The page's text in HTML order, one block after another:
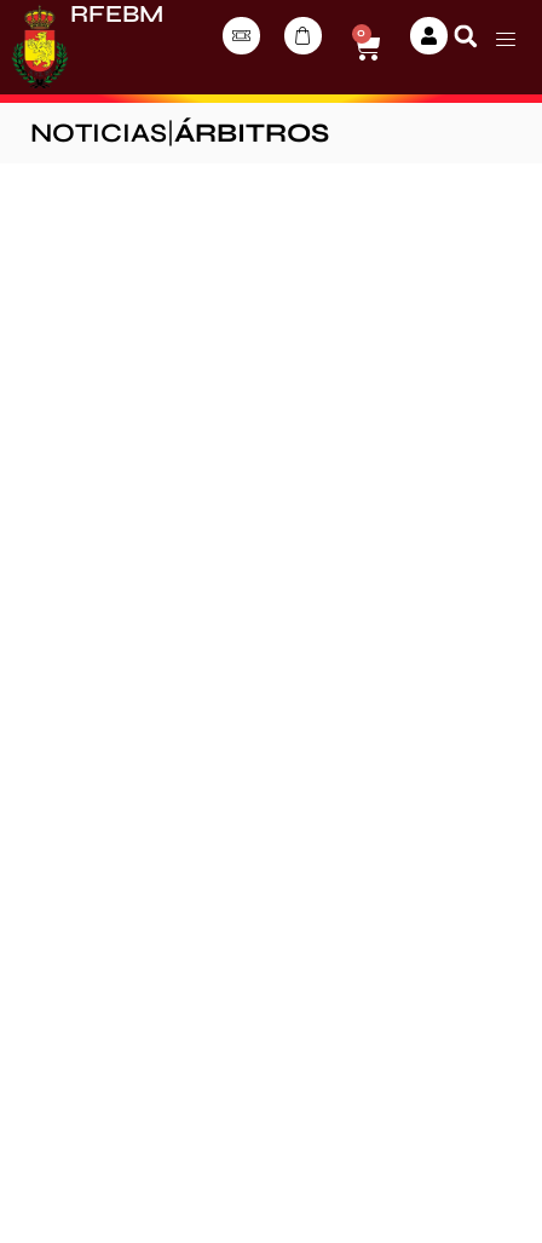
RFEBM
0
NOTICIAS ÁRBITROS